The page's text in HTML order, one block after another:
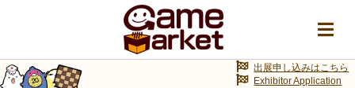
出展申し込みはこちら
Exhibitor Application